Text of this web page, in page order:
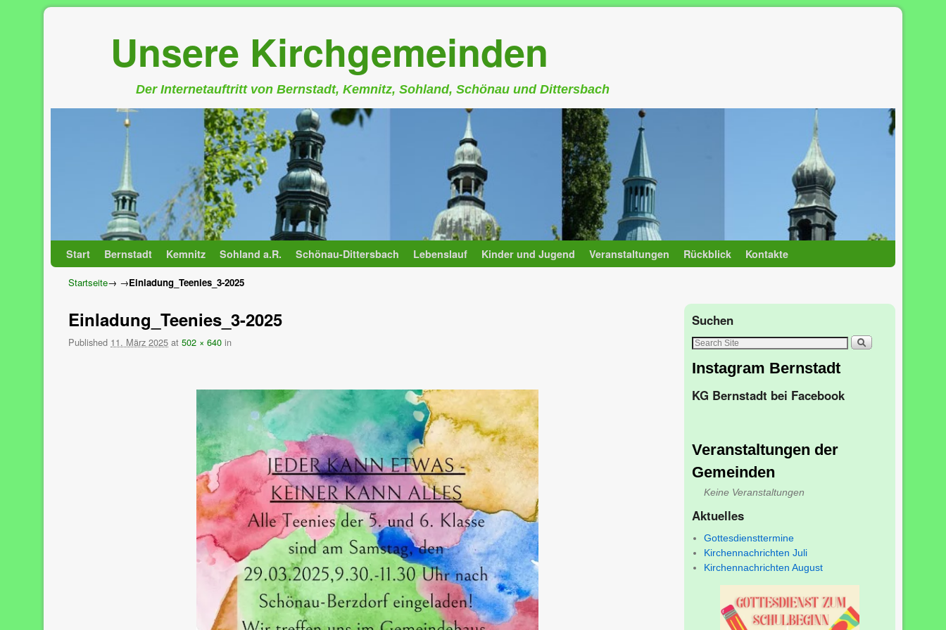
Unsere Kirchgemeinden
Der Internetauftritt von Bernstadt, Kemnitz, Sohland, Schönau und Dittersbach
Start Bernstadt Kemnitz Sohland a.R. Schönau-Dittersbach Lebenslauf Kinder und Jugend Veranstaltungen Rückblick Kontakte
Startseite→ →Einladung_Teenies_3-2025
Einladung_Teenies_3-2025
Published 11. März 2025 at 502 × 640 in
Suchen
Instagram Bernstadt
KG Bernstadt bei Facebook
Veranstaltungen der
Gemeinden
Keine Veranstaltungen
Aktuelles
Gottesdiensttermine
Kirchennachrichten Juli
Kirchennachrichten August